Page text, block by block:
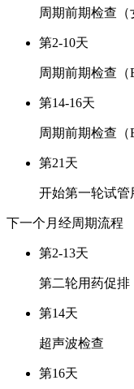
周期前期检查（
第2-10天
周期前期检查（
第14-16天
周期前期检查（
第21天
开始第一轮试管
下一个月经周期流程
第2-13天
第二轮用药促排
第14天
超声波检查
第16天